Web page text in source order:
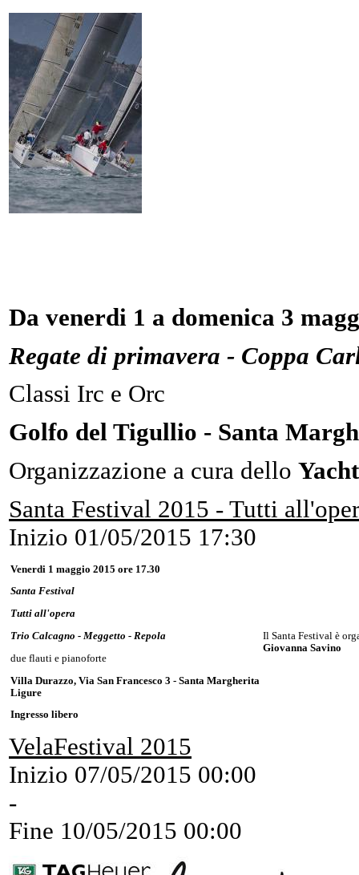
Da venerdi 1 a domenica 3
Regate di primavera - Coppa
Classi Irc e Orc
Golfo del Tigullio - Santa
Organizzazione a cura dello
Santa Festival 2015 - Tutti
Inizio 01/05/2015 17:30
Venerdi 1 maggio 2015 ore 17.30
Santa Festival
Tutti all'opera
Trio Calcagno - Meggetto - Repola
due flauti e pianoforte
Villa Durazzo, Via San Francesco 3 - Santa Margherita
Ligure
Ingresso libero
Il Santa Festival è
Giovanna Savino
VelaFestival 2015
Inizio 07/05/2015 00:00
-
Fine 10/05/2015 00:00